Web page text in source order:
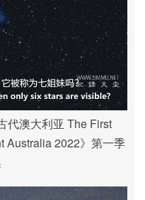
代澳大利亚 The First
Australia 2022》第一季